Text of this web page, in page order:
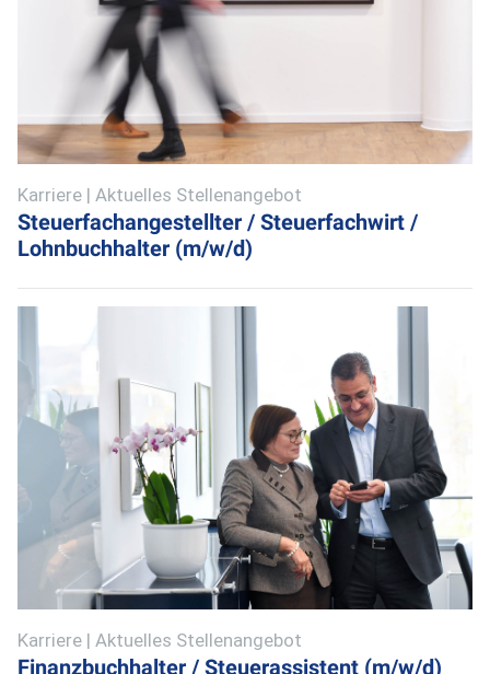
Karriere | Aktuelles Stellenangebot
Steuerfachangestellter / Steuerfachwirt /
Lohnbuchhalter (m/w/d)
Karriere | Aktuelles Stellenangebot
Finanzbuchhalter / Steuerassistent (m/w/d)